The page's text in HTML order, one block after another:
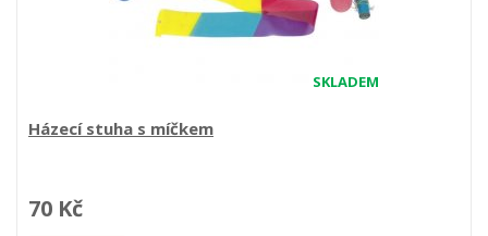
SKLADEM
Házecí stuha s míčkem
70 Kč